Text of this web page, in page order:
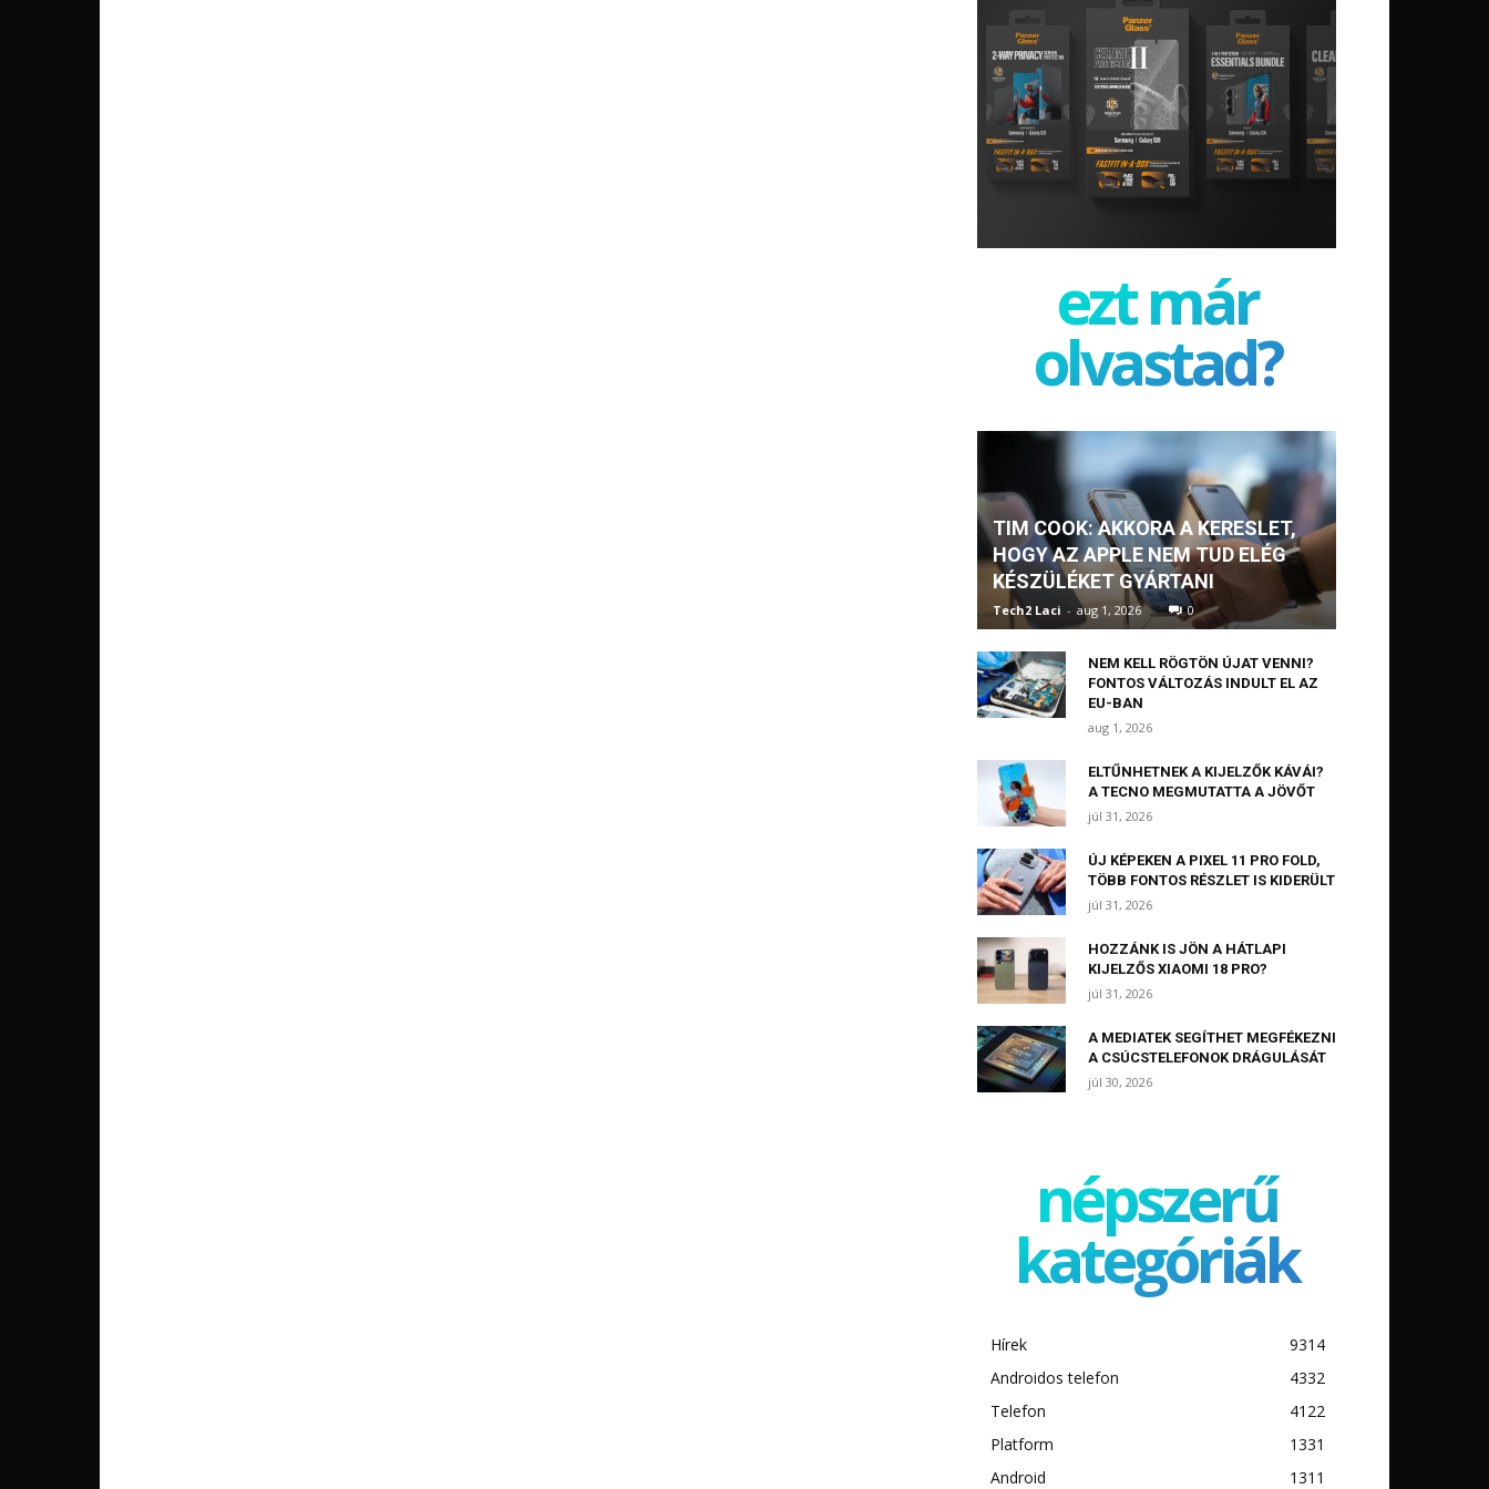
ezt már
olvastad?
TIM COOK: AKKORA A KERESLET,
HOGY AZ APPLE NEM TUD ELÉG
KÉSZÜLÉKET GYÁRTANI
Tech2 Laci - aug 1, 2026 0
NEM KELL RÖGTÖN ÚJAT VENNI?
FONTOS VÁLTOZÁS INDULT EL AZ
EU-BAN
aug 1, 2026
ELTŰNHETNEK A KIJELZŐK KÁVÁI?
A TECNO MEGMUTATTA A JÖVŐT
júl 31, 2026
ÚJ KÉPEKEN A PIXEL 11 PRO FOLD,
TÖBB FONTOS RÉSZLET IS KIDERÜLT
júl 31, 2026
HOZZÁNK IS JÖN A HÁTLAPI
KIJELZŐS XIAOMI 18 PRO?
júl 31, 2026
A MEDIATEK SEGÍTHET MEGFÉKEZNI
A CSÚCSTELEFONOK DRÁGULÁSÁT
júl 30, 2026
népszerű
kategóriák
Hírek
9314
Androidos telefon
4332
Telefon
4122
Platform
1331
Android
1311